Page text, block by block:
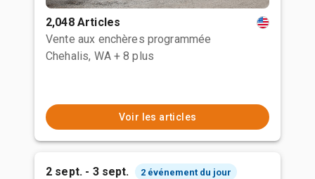
2,048 Articles
Vente aux enchères programmée
Chehalis, WA + 8 plus
Voir les articles
2 sept. - 3 sept. 2 événement du jour